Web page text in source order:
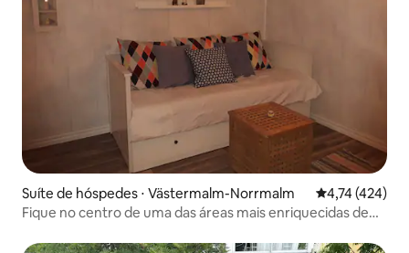
Suíte de hóspedes ⋅ Västermalm-Norrmalm 4,74 de uma
4,74 (424)
Fique no centro de uma das áreas mais enriquecidas de